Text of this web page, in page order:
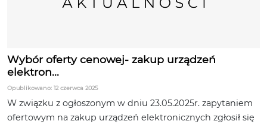
Wybór oferty cenowej- zakup urządzeń
elektron...
Opublikowano: 12 czerwca 2025
W związku z ogłoszonym w dniu 23.05.2025r. zapytaniem
ofertowym na zakup urządzeń elektronicznych zgłosił się